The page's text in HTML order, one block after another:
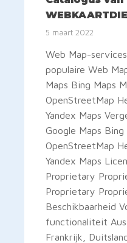
5 maart 2022
Web Map-
populaire Web
Maps Bing Maps
OpenStreetMap
Yandex Maps
Google Maps
OpenStreetMap
Yandex Maps
Proprietary
Proprietary
Beschikbaarheid
functionaliteit
Frankrijk,